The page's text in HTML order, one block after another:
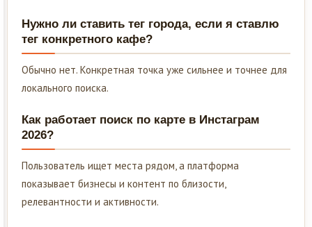
Нужно ли ставить тег города, если я ставлю
тег конкретного кафе?
Обычно нет. Конкретная точка уже сильнее и точнее для
локального поиска.
Как работает поиск по карте в Инстаграм
2026?
Пользователь ищет места рядом, а платформа
показывает бизнесы и контент по близости,
релевантности и активности.